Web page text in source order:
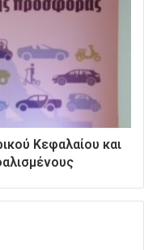
Κεφαλαίου και